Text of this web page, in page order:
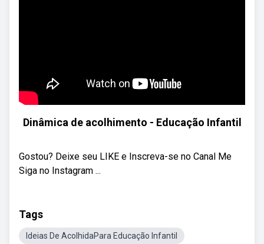
Dinâmica de acolhimento - Educação Infantil
Gostou? Deixe seu LIKE e Inscreva-se no Canal Me
Siga no Instagram ...
Tags
Ideias De AcolhidaPara Educação Infantil